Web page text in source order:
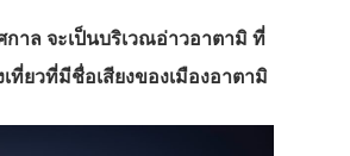
กาล จะเป็นบริเวณอ่าวอาตามิ ที่
ที่ยวที่มีชื่อเสียงของเมืองอาตามิ